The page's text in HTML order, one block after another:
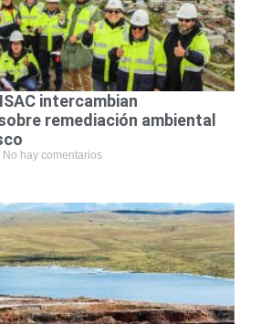
intercambian
remediación ambiental
No hay comentarios